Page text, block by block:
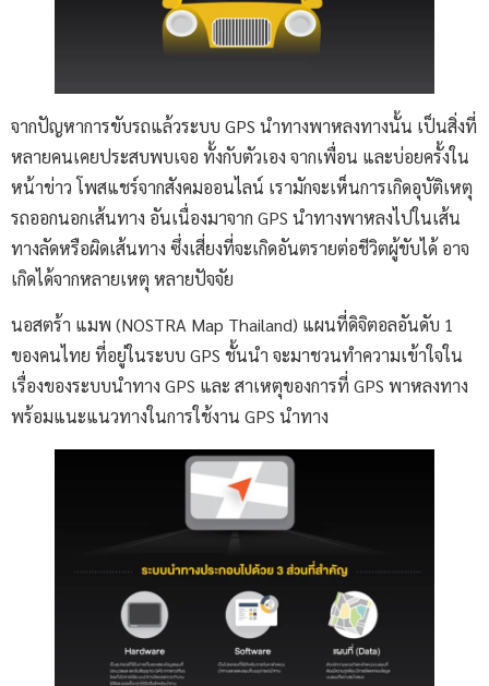
จากปัญหาการขับรถแล้วระบบ GPS นำทางพาหลงทางนั้น เป็นสิ่งที่
หลายคนเคยประสบพบเจอ ทั้งกับตัวเอง จากเพื่อน และบ่อยครั้งใน
หน้าข่าว โพสแชร์จากสังคมออนไลน์ เรามักจะเห็นการเกิดอุบัติเหตุ
รถออกนอกเส้นทาง อันเนื่องมาจาก GPS นำทางพาหลงไปในเส้น
ทางลัดหรือผิดเส้นทาง ซึ่งเสี่ยงที่จะเกิดอันตรายต่อชีวิตผู้ขับได้ อาจ
เกิดได้จากหลายเหตุ หลายปัจจัย
นอสตร้า แมพ (NOSTRA Map Thailand) แผนที่ดิจิตอลอันดับ 1
ของคนไทย ที่อยู่ในระบบ GPS ชั้นนำ จะมาชวนทำความเข้าใจใน
เรื่องของระบบนำทาง GPS และ สาเหตุของการที่ GPS พาหลงทาง
พร้อมแนะแนวทางในการใช้งาน GPS นำทาง